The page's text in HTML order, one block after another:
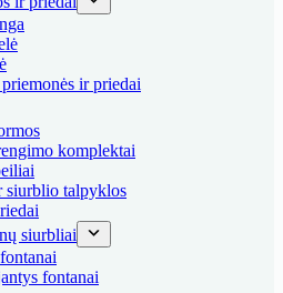
ir priedai
komplektai
siurblio talpyklos
siurbliai
fontanai